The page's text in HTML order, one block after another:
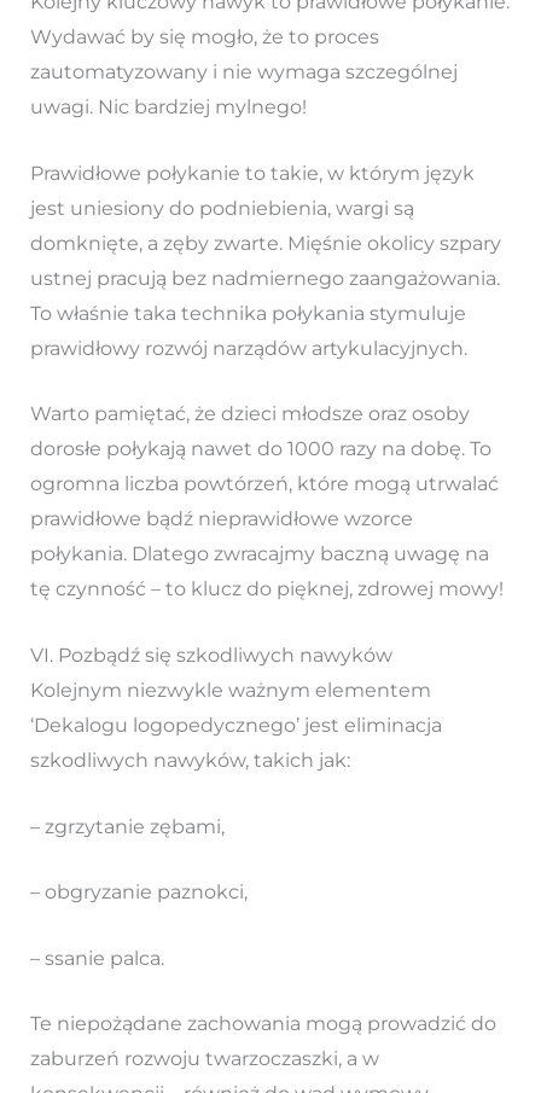
Wydawać by się mogło, że to proces
zautomatyzowany i nie wymaga szczególnej
uwagi. Nic bardziej mylnego!
Prawidłowe połykanie to takie, w którym język
jest uniesiony do podniebienia, wargi są
domknięte, a zęby zwarte. Mięśnie okolicy szpary
ustnej pracują bez nadmiernego zaangażowania.
To właśnie taka technika połykania stymuluje
prawidłowy rozwój narządów artykulacyjnych.
Warto pamiętać, że dzieci młodsze oraz osoby
dorosłe połykają nawet do 1000 razy na dobę. To
ogromna liczba powtórzeń, które mogą utrwalać
prawidłowe bądź nieprawidłowe wzorce
połykania. Dlatego zwracajmy baczną uwagę na
tę czynność – to klucz do pięknej, zdrowej mowy!
VI. Pozbądź się szkodliwych nawyków
Kolejnym niezwykle ważnym elementem
‘Dekalogu logopedycznego’ jest eliminacja
szkodliwych nawyków, takich jak:
– zgrzytanie zębami,
– obgryzanie paznokci,
– ssanie palca.
Te niepożądane zachowania mogą prowadzić do
zaburzeń rozwoju twarzoczaszki, a w